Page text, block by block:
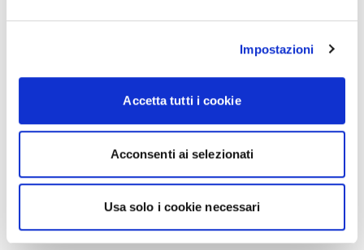
Impostazioni
Accetta tutti i cookie
Acconsenti ai selezionati
Usa solo i cookie necessari